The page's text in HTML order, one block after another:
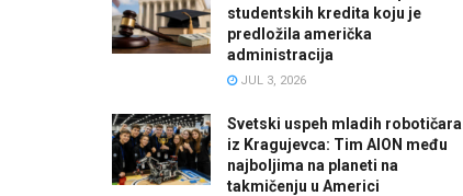
studentskih kredita koju je
predložila američka
administracija
JUL 3, 2026
Svetski uspeh mladih robotičara
iz Kragujevca: Tim AION među
najboljima na planeti na
takmičenju u Americi